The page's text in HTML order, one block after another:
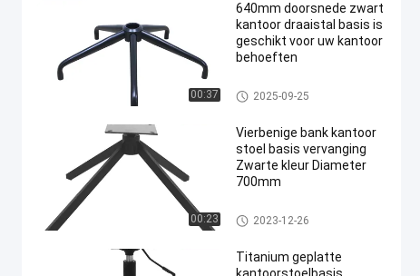
00:37
640mm doorsnede zwart
kantoor draaistal basis is
geschikt voor uw kantoor
behoeften
Vervanging van de basis van
de kantoorstoel
2025-09-25
00:23
Vierbenige bank kantoor
stoel basis vervanging
Zwarte kleur Diameter
700mm
Vervanging van de basis van
de kantoorstoel
2023-12-26
Titanium geplatte